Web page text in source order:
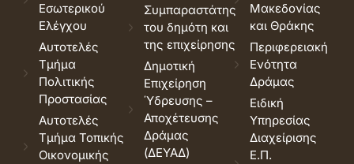
Εσωτερικού
Ελέγχου
Αυτοτελές
Τμήμα
Πολιτικής
Προστασίας
Αυτοτελές
Τμήμα Τοπικής
Οικονομικής
Συμπαραστάτης
του δημότη και
της επιχείρησης
Δημοτική
Επιχείρηση
Ύδρευσης –
Αποχέτευσης
Δράμας
(ΔΕΥΑΔ)
Μακεδονίας
και Θράκης
Περιφερειακή
Ενότητα
Δράμας
Ειδική
Υπηρεσίας
Διαχείρισης
Ε.Π.